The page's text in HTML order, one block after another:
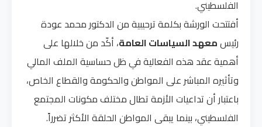
الفلسطيني.
أفتتحت الورشة بكلمة ترحيبية من الدكتور محمد عودة
رئيسمعهد السياسات العامة، أكّد من خلالها على
أهمية عقد هذه الفعالية في ظل حساسية الملف المالي
وتأثيره المباشر على المواطن والحكومة والقطاع الخاص،
باعتبار أن تداعيات الأزمة تطال مختلف مكونات المجتمع
الفلسطيني، بينما يبقى المواطن الحلقة الأكثر تضرراً.